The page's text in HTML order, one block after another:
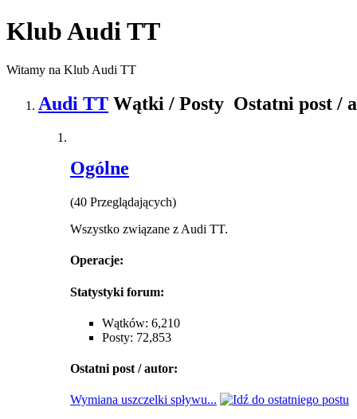
Klub Audi TT
Witamy na Klub Audi TT
Audi TT Wątki / Posty Ostatni post /
Ogólne
(40 Przeglądających)
Wszystko związane z Audi TT.
Operacje:
Statystyki forum:
Wątków: 6,210
Posty: 72,853
Ostatni post / autor:
Wymiana uszczelki spływu...